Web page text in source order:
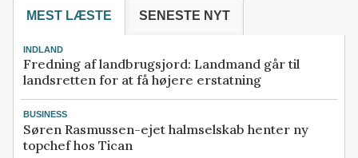
MEST LÆSTE SENESTE NYT
INDLAND
Fredning af landbrugsjord: Landmand går til
landsretten for at få højere erstatning
BUSINESS
Søren Rasmussen-ejet halmselskab henter ny
topchef hos Tican